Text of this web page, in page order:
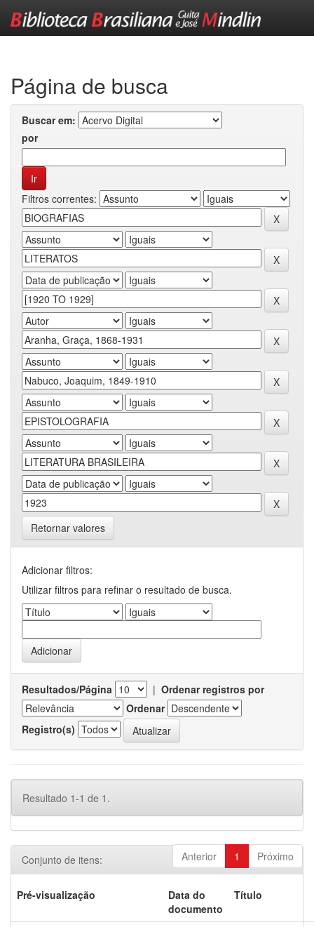
Página de busca
Buscar em:
por
Filtros correntes:
Retornar valores
Adicionar filtros:
Utilizar filtros para refinar o resultado de busca.
Resultados/Página | Ordenar registros por
Ordenar
Registro(s)
Resultado 1-1 de 1.
Anterior 1 Próximo
Conjunto de itens:
Pré-visualização
Data do
documento
Título